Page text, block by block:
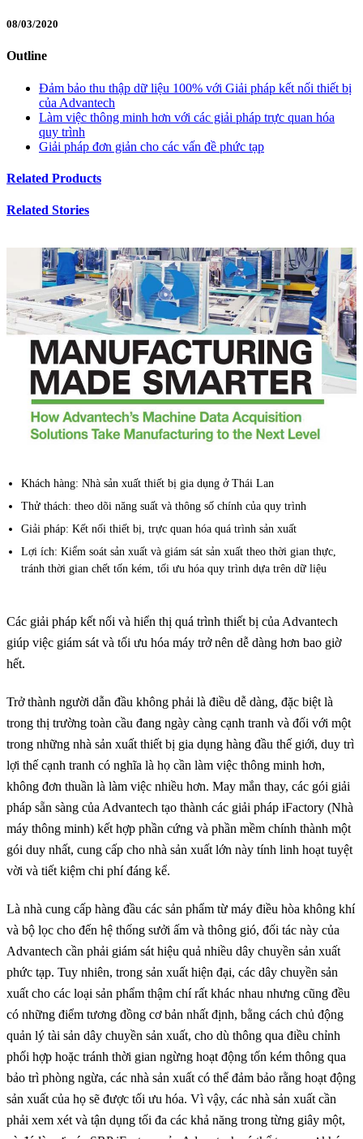
08/03/2020
Outline
Đảm bảo thu thập dữ liệu 100% với Giải pháp kết nối thiết bị
của Advantech
Làm việc thông minh hơn với các giải pháp trực quan hóa
quy trình
Giải pháp đơn giản cho các vấn đề phức tạp
Related Products
Related Stories
Khách hàng:Nhà sản xuất thiết bị gia dụng ở Thái Lan
Thử thách: theo dõi năng suất và thông số chính của quy trình
Giải pháp: Kết nối thiết bị, trực quan hóa quá trình sản xuất
Lợi ích: Kiểm soát sản xuất và giám sát sản xuất theo thời gian thực,
tránh thời gian chết tốn kém, tối ưu hóa quy trình dựa trên dữ liệu
Các giải pháp kết nối và hiển thị quá trình thiết bị của Advantech
giúp việc giám sát và tối ưu hóa máy trở nên dễ dàng hơn bao giờ
hết.
Trở thành người dẫn đầu không phải là điều dễ dàng, đặc biệt là
trong thị trường toàn cầu đang ngày càng cạnh tranh và đối với một
trong những nhà sản xuất thiết bị gia dụng hàng đầu thế giới, duy trì
lợi thế cạnh tranh có nghĩa là họ cần làm việc thông minh hơn,
không đơn thuần là làm việc nhiều hơn. May mắn thay, các gói giải
pháp sẵn sàng của Advantech tạo thành các giải pháp iFactory (Nhà
máy thông minh) kết hợp phần cứng và phần mềm chính thành một
gói duy nhất, cung cấp cho nhà sản xuất lớn này tính linh hoạt tuyệt
vời và tiết kiệm chi phí đáng kể.
Là nhà cung cấp hàng đầu các sản phẩm từ máy điều hòa không khí
và bộ lọc cho đến hệ thống sưởi ấm và thông gió, đối tác này của
Advantech cần phải giám sát hiệu quả nhiều dây chuyền sản xuất
phức tạp. Tuy nhiên, trong sản xuất hiện đại, các dây chuyền sản
xuất cho các loại sản phẩm thậm chí rất khác nhau nhưng cũng đều
có những điểm tương đồng cơ bản nhất định, bằng cách chủ động
quản lý tài sản dây chuyền sản xuất, cho dù thông qua điều chỉnh
phối hợp hoặc tránh thời gian ngừng hoạt động tốn kém thông qua
bảo trì phòng ngừa, các nhà sản xuất có thể đảm bảo rằng hoạt động
sản xuất của họ sẽ được tối ưu hóa. Vì vậy, các nhà sản xuất cần
phải xem xét và tận dụng tối đa các khả năng trong từng giây một,